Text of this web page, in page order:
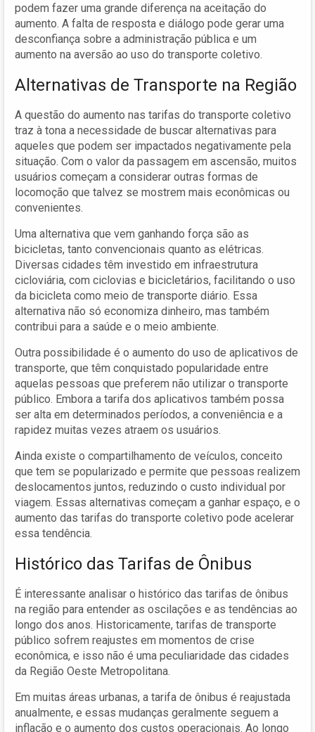
podem fazer uma grande diferença na aceitação do
aumento. A falta de resposta e diálogo pode gerar uma
desconfiança sobre a administração pública e um
aumento na aversão ao uso do transporte coletivo.
Alternativas de Transporte na Região
A questão do aumento nas tarifas do transporte coletivo
traz à tona a necessidade de buscar alternativas para
aqueles que podem ser impactados negativamente pela
situação. Com o valor da passagem em ascensão, muitos
usuários começam a considerar outras formas de
locomoção que talvez se mostrem mais econômicas ou
convenientes.
Uma alternativa que vem ganhando força são as
bicicletas, tanto convencionais quanto as elétricas.
Diversas cidades têm investido em infraestrutura
cicloviária, com ciclovias e bicicletários, facilitando o uso
da bicicleta como meio de transporte diário. Essa
alternativa não só economiza dinheiro, mas também
contribui para a saúde e o meio ambiente.
Outra possibilidade é o aumento do uso de aplicativos de
transporte, que têm conquistado popularidade entre
aquelas pessoas que preferem não utilizar o transporte
público. Embora a tarifa dos aplicativos também possa
ser alta em determinados períodos, a conveniência e a
rapidez muitas vezes atraem os usuários.
Ainda existe o compartilhamento de veículos, conceito
que tem se popularizado e permite que pessoas realizem
deslocamentos juntos, reduzindo o custo individual por
viagem. Essas alternativas começam a ganhar espaço, e o
aumento das tarifas do transporte coletivo pode acelerar
essa tendência.
Histórico das Tarifas de Ônibus
É interessante analisar o histórico das tarifas de ônibus
na região para entender as oscilações e as tendências ao
longo dos anos. Historicamente, tarifas de transporte
público sofrem reajustes em momentos de crise
econômica, e isso não é uma peculiaridade das cidades
da Região Oeste Metropolitana.
Em muitas áreas urbanas, a tarifa de ônibus é reajustada
anualmente, e essas mudanças geralmente seguem a
inflação e o aumento dos custos operacionais. Ao longo